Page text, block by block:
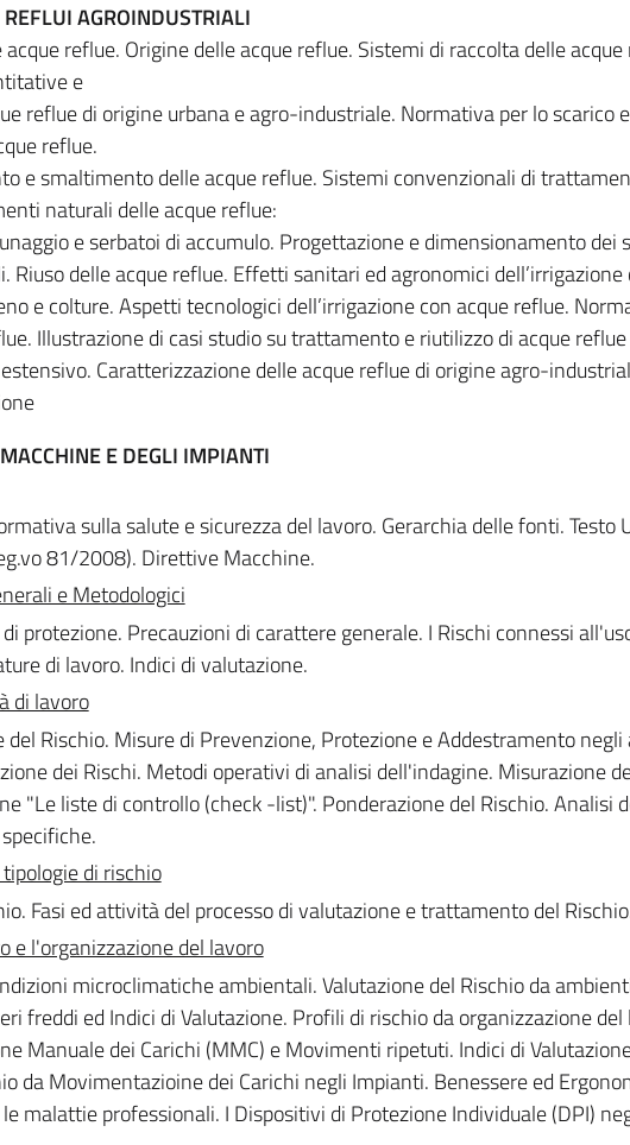
AGROINDUSTRIALI
reflue. Origine delle acque reflue. Sistemi di raccolta delle acque
e
reflue di origine urbana e agro-industriale. Normativa per lo scarico
reflue.
e smaltimento delle acque reflue. Sistemi convenzionali di
naturali delle acque reflue:
e serbatoi di accumulo. Progettazione e dimensionamento dei
delle acque reflue. Effetti sanitari ed agronomici dell’irrigazione
e colture. Aspetti tecnologici dell’irrigazione con acque reflue.
Illustrazione di casi studio su trattamento e riutilizzo di acque
Caratterizzazione delle acque reflue di origine agro-
E DEGLI IMPIANTI
sulla salute e sicurezza del lavoro. Gerarchia delle fonti. Testo
81/2008). Direttive Macchine.
e Metodologici
protezione. Precauzioni di carattere generale. I Rischi connessi
di lavoro. Indici di valutazione.
di lavoro
del Rischio. Misure di Prevenzione, Protezione e Addestramento
dei Rischi. Metodi operativi di analisi dell'indagine. Misurazione
"Le liste di controllo (check -list)". Ponderazione del Rischio. Analisi
di rischio
Fasi ed attività del processo di valutazione e trattamento del
e l'organizzazione del lavoro
microclimatiche ambientali. Valutazione del Rischio da
freddi ed Indici di Valutazione. Profili di rischio da organizzazione del
Manuale dei Carichi (MMC) e Movimenti ripetuti. Indici di
da Movimentazioine dei Carichi negli Impianti. Benessere ed
malattie professionali. I Dispositivi di Protezione Individuale (DPI)